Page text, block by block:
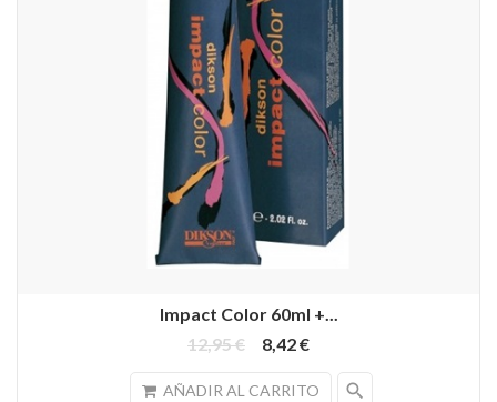
Impact Color 60ml +...
12,95 €
8,42 €
AÑADIR AL CARRITO search